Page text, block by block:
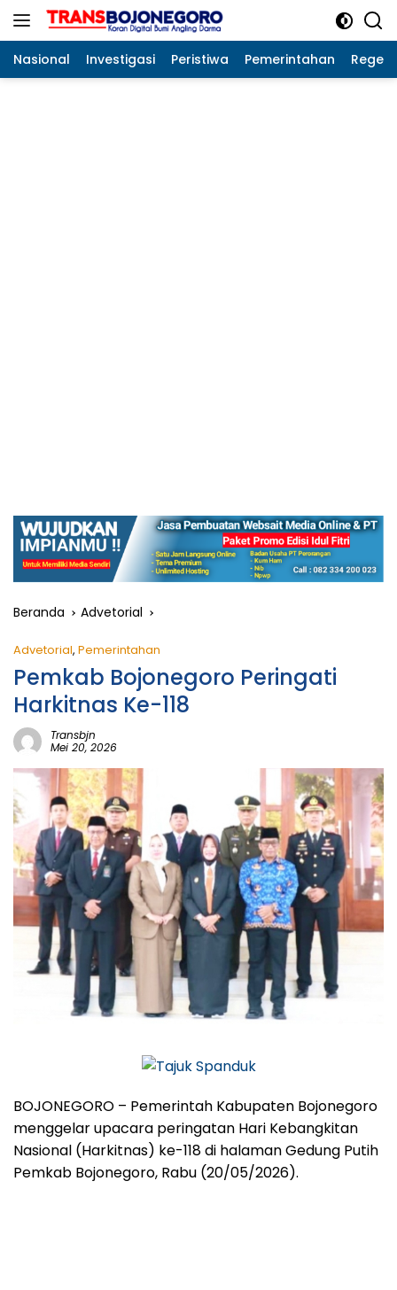
Langsung
Nasional Investigasi Peristiwa Pemerintahan
Beranda Advetorial
Advetorial, Pemerintahan
Pemkab Bojonegoro Peringati
Harkitnas Ke-118
Transbjn
Mei 20, 2026
BOJONEGORO – Pemerintah Kabupaten Bojonegoro
menggelar upacara peringatan Hari Kebangkitan
Nasional (Harkitnas) ke-118 di halaman Gedung Putih
Pemkab Bojonegoro, Rabu (20/05/2026).